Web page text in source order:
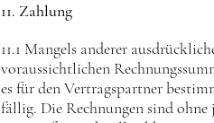
11. Zahlung
11.1 Mangels anderer
voraussichtlichen
es für den Vertragspartner
fällig. Die Rechnungen sind ohne